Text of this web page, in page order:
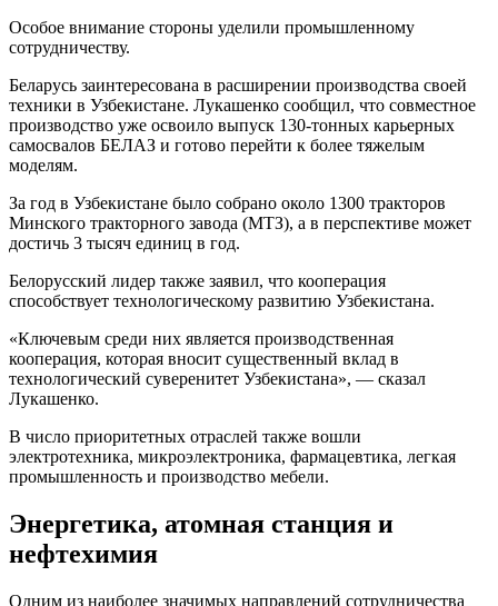
Особое внимание стороны уделили промышленному
сотрудничеству.
Беларусь заинтересована в расширении производства своей
техники в Узбекистане. Лукашенко сообщил, что совместное
производство уже освоило выпуск 130-тонных карьерных
самосвалов БЕЛАЗ и готово перейти к более тяжелым
моделям.
За год в Узбекистане было собрано около 1300 тракторов
Минского тракторного завода (МТЗ), а в перспективе может
достичь 3 тысяч единиц в год.
Белорусский лидер также заявил, что кооперация
способствует технологическому развитию Узбекистана.
«Ключевым среди них является производственная
кооперация, которая вносит существенный вклад в
технологический суверенитет Узбекистана», — сказал
Лукашенко.
В число приоритетных отраслей также вошли
электротехника, микроэлектроника, фармацевтика, легкая
промышленность и производство мебели.
Энергетика, атомная станция и
нефтехимия
Одним из наиболее значимых направлений сотрудничества